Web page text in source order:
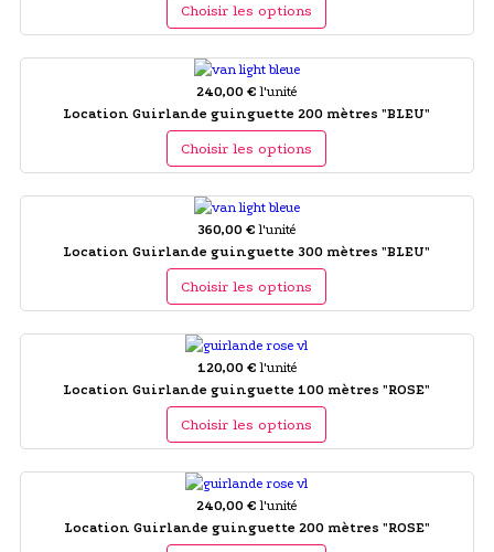
Choisir les options
240,00 € l'unité
Location Guirlande guinguette 200 mètres "BLEU"
Choisir les options
360,00 € l'unité
Location Guirlande guinguette 300 mètres "BLEU"
Choisir les options
120,00 € l'unité
Location Guirlande guinguette 100 mètres "ROSE"
Choisir les options
240,00 € l'unité
Location Guirlande guinguette 200 mètres "ROSE"